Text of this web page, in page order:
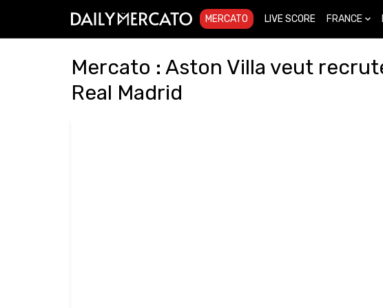
MERCATO LIVE SCORE FRANCE
Mercato : Aston Villa veut
Real Madrid